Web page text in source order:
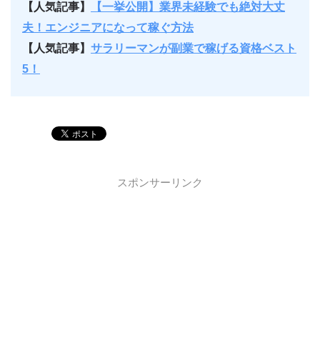
【人気記事】
【一挙公開】業界未経験でも絶対大丈
夫！エンジニアになって稼ぐ方法
【人気記事】 サラリーマンが副業で稼げる資格ベスト
5！
スポンサーリンク